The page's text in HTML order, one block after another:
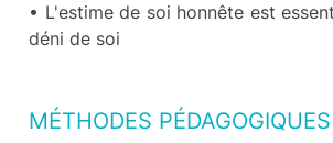
• L'estime de soi honnête est
déni de soi
MÉTHODES PÉDAGOGIQUES